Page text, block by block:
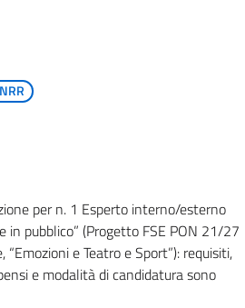
per n. 1 Esperto interno/esterno
in pubblico” (Progetto FSE PON 21/27
“Emozioni e Teatro e Sport”): requisiti,
e modalità di candidatura sono